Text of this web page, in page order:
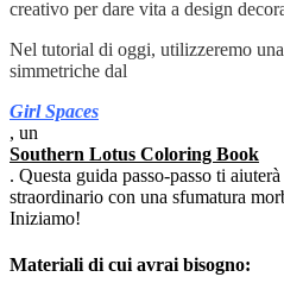
creativo per dare vita a design
Nel tutorial di oggi, utilizzeremo
simmetriche dal
Girl Spaces
, un
Southern Lotus Coloring Book
. Questa guida passo-passo ti
straordinario con una sfumatura
Iniziamo!
Materiali di cui avrai bisogno: